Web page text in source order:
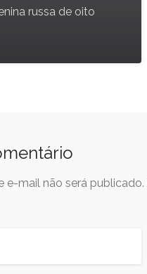
russa de oito
e-mail não será publicado.